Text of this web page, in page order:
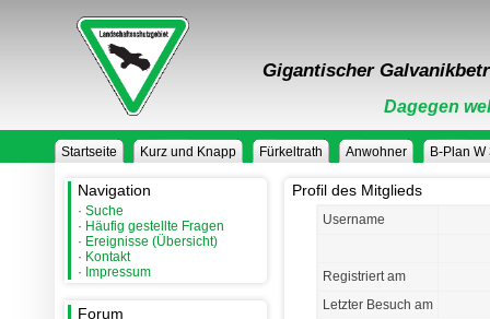
Gigantischer
Dagegen
Startseite Kurz und Knapp Fürkeltrath Anwohner B-Plan W
Navigation
· Suche
· Häufig gestellte Fragen
· Ereignisse (Übersicht)
· Kontakt
· Impressum
Forum
Profil des Mitglieds
Username
Registriert am
Letzter Besuch am